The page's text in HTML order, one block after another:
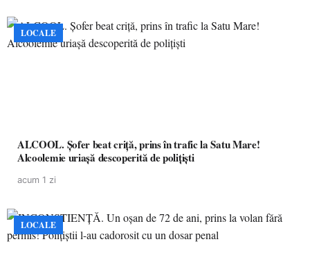
LOCALE
ALCOOL. Șofer beat criță, prins în trafic la Satu Mare!
Alcoolemie uriașă descoperită de polițiști
acum 1 zi
LOCALE